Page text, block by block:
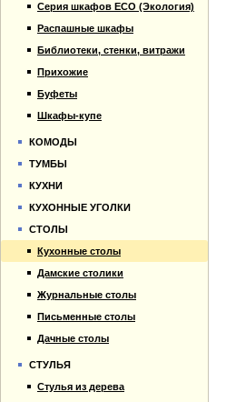
Серия шкафов ECO (Экология)
Распашные шкафы
Библиотеки, стенки, витражи
Прихожие
Буфеты
Шкафы-купе
КОМОДЫ
ТУМБЫ
КУХНИ
КУХОННЫЕ УГОЛКИ
СТОЛЫ
Кухонные столы
Дамские столики
Журнальные столы
Письменные столы
Дачные столы
СТУЛЬЯ
Стулья из дерева